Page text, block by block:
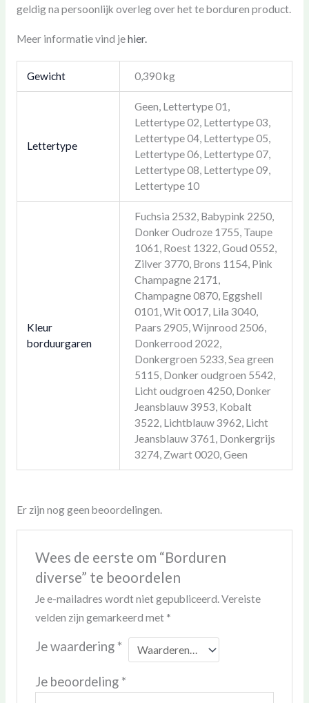
geldig na persoonlijk overleg over het te borduren product.
Meer informatie vind jehier.
Gewicht 0,390 kg
Lettertype
Geen, Lettertype 01,
Lettertype 02, Lettertype 03,
Lettertype 04, Lettertype 05,
Lettertype 06, Lettertype 07,
Lettertype 08, Lettertype 09,
Lettertype 10
Kleur
borduurgaren
Fuchsia 2532, Babypink 2250,
Donker Oudroze 1755, Taupe
1061, Roest 1322, Goud 0552,
Zilver 3770, Brons 1154, Pink
Champagne 2171,
Champagne 0870, Eggshell
0101, Wit 0017, Lila 3040,
Paars 2905, Wijnrood 2506,
Donkerrood 2022,
Donkergroen 5233, Sea green
5115, Donker oudgroen 5542,
Licht oudgroen 4250, Donker
Jeansblauw 3953, Kobalt
3522, Lichtblauw 3962, Licht
Jeansblauw 3761, Donkergrijs
3274, Zwart 0020, Geen
Er zijn nog geen beoordelingen.
Wees de eerste om “Borduren
diverse” te beoordelen
Je e-mailadres wordt niet gepubliceerd.Vereiste
velden zijn gemarkeerd met *
Je waardering *
Je beoordeling *